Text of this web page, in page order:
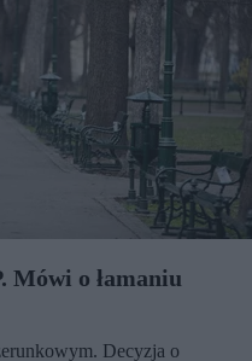
Mówi o łamaniu
Decyzja o